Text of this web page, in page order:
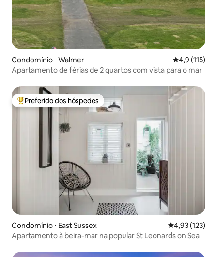
Condomínio ⋅ Walmer 4,9 de uma
4,9 (115)
Apartamento de férias de 2 quartos com vista para o mar
Entre os melhores preferidos dos hóspedes
Preferido dos hóspedes
Condomínio ⋅ East Sussex 4,93 de uma
4,93 (123)
Apartamento à beira-mar na popular St Leonards on Sea